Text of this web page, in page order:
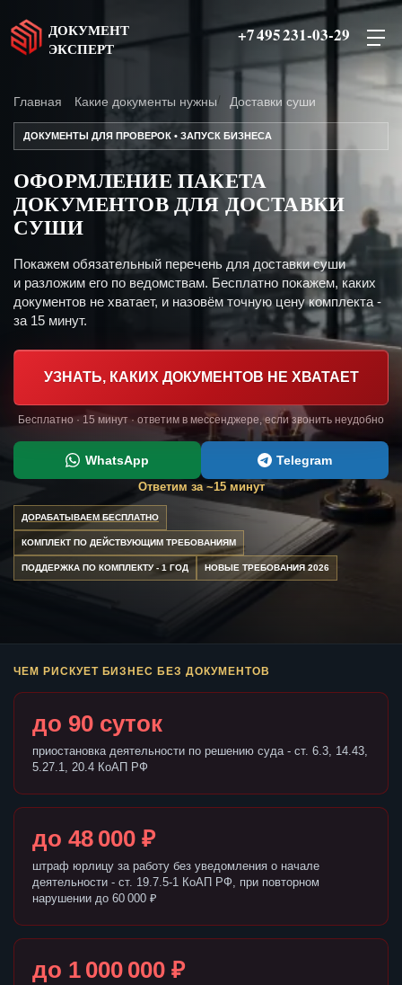
ДОКУМЕНТ
ЭКСПЕРТ
+7 495 231-03-29
Главная Какие документы нужны Доставки суши
ДОКУМЕНТЫ ДЛЯ ПРОВЕРОК • ЗАПУСК БИЗНЕСА
ОФОРМЛЕНИЕ ПАКЕТА
ДОКУМЕНТОВ ДЛЯ ДОСТАВКИ
СУШИ
Покажем обязательный перечень для доставки суши
и разложим его по ведомствам. Бесплатно покажем, каких
документов не хватает, и назовём точную цену комплекта -
за 15 минут.
УЗНАТЬ, КАКИХ ДОКУМЕНТОВ НЕ ХВАТАЕТ
Бесплатно · 15 минут · ответим в мессенджере, если звонить неудобно
WhatsApp Telegram
Ответим за ~15 минут
ДОРАБАТЫВАЕМ БЕСПЛАТНО
КОМПЛЕКТ ПО ДЕЙСТВУЮЩИМ ТРЕБОВАНИЯМ
ПОДДЕРЖКА ПО КОМПЛЕКТУ - 1 ГОД НОВЫЕ ТРЕБОВАНИЯ 2026
ЧЕМ РИСКУЕТ БИЗНЕС БЕЗ ДОКУМЕНТОВ
до 90 суток
приостановка деятельности по решению суда - ст. 6.3, 14.43,
5.27.1, 20.4 КоАП РФ
до 48 000 ₽
штраф юрлицу за работу без уведомления о начале
деятельности - ст. 19.7.5-1 КоАП РФ, при повторном
нарушении до 60 000 ₽
до 1 000 000 ₽